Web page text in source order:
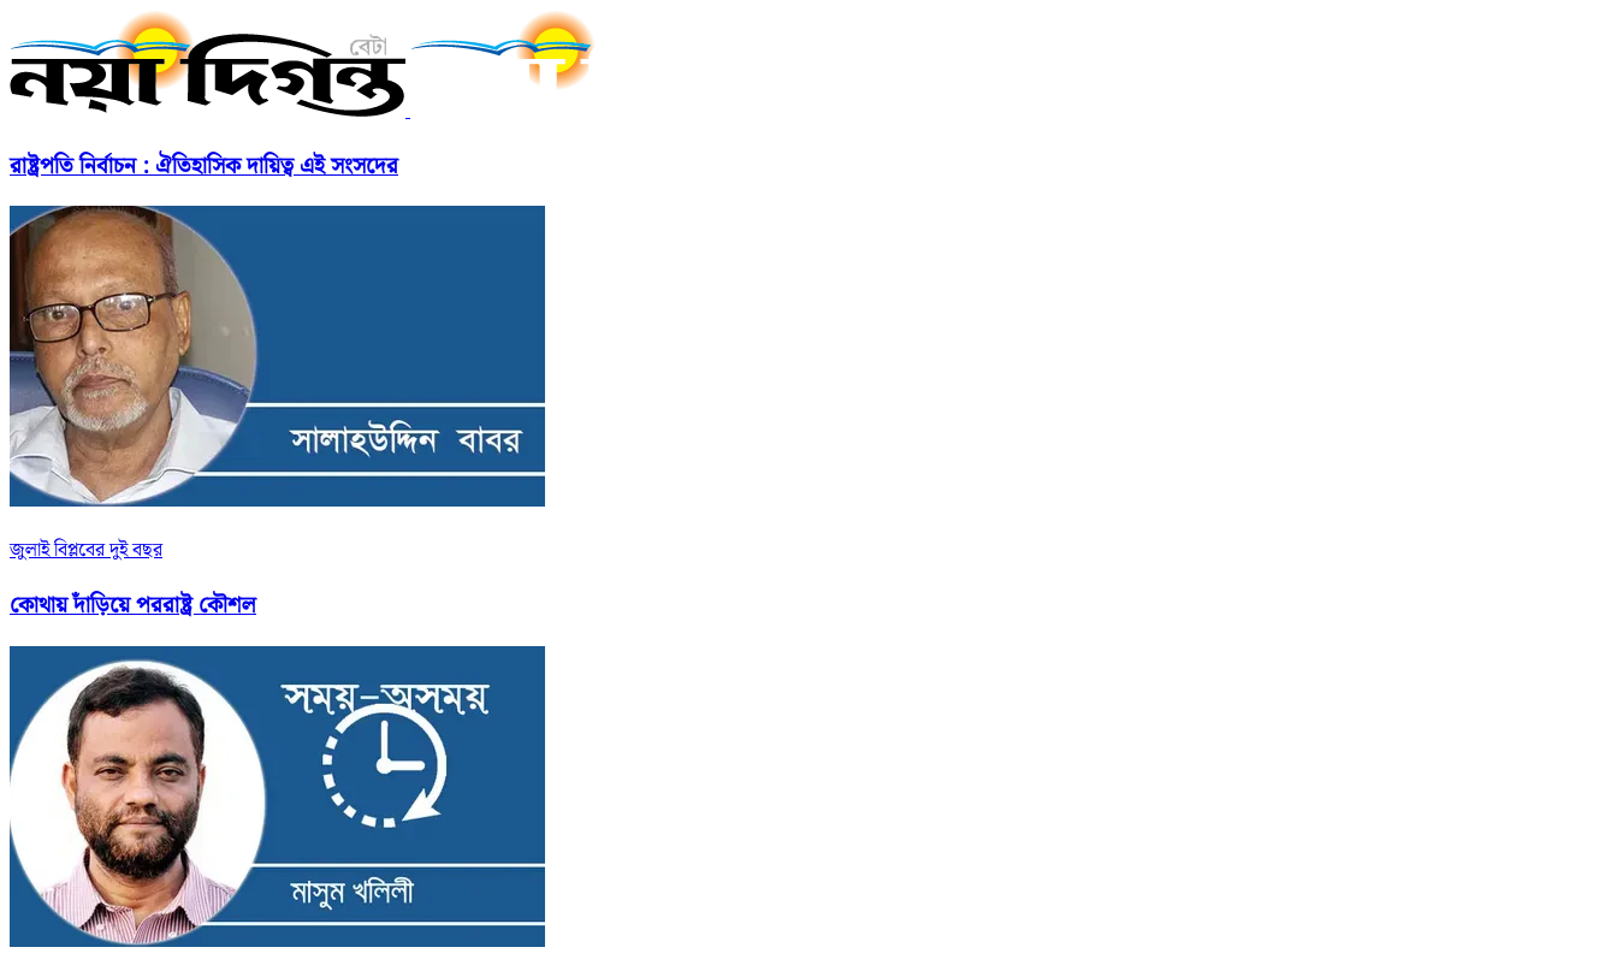
রাষ্ট্রপতি নির্বাচন : ঐতিহাসিক দায়িত্ব এই সংসদের
জুলাই বিপ্লবের দুই বছর
কোথায় দাঁড়িয়ে পররাষ্ট্র কৌশল